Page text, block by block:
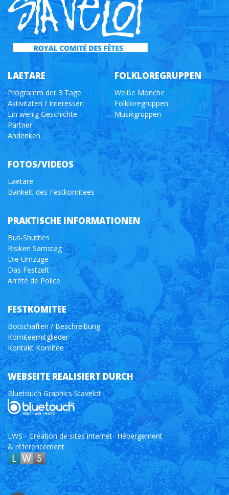
LAETARE
Programm der 3 Tage
Aktivitäten / Interessen
Ein wenig Geschichte
Partner
Andenken
FOLKLOREGRUPPEN
Weiße Mönche
Folkloregruppen
Musikgruppen
FOTOS/VIDEOS
Laetare
Bankett des Festkomitees
PRAKTISCHE INFORMATIONEN
Bus-Shuttles
Risiken Samstag
Die Umzüge
Das Festzelt
Arrêté de Police
FESTKOMITEE
Botschaften / Beschreibung
Komiteemitglieder
Kontakt Komitee
WEBSEITE REALISIERT DURCH
Bluetouch Graphics Stavelot
LWS - Création de sites internet- Hébergement
& référencement